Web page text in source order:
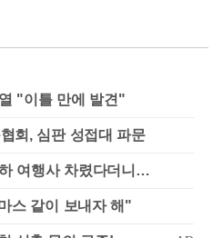
"이틀 만에 발견"
회, 심판 성접대 파문
여행사 차렸다더니…
스 같이 보내자 해"